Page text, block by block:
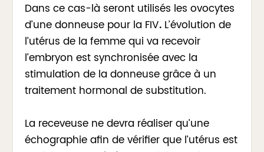
Dans ce cas-là seront utilisés les ovocytes
d’une donneuse pour la FIV. L’évolution de
l’utérus de la femme qui va recevoir
l’embryon est synchronisée avec la
stimulation de la donneuse grâce à un
traitement hormonal de substitution.
La receveuse ne devra réaliser qu’une
échographie afin de vérifier que l’utérus est